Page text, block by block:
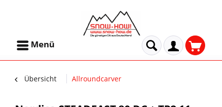
Menü
Übersicht Allroundcarver